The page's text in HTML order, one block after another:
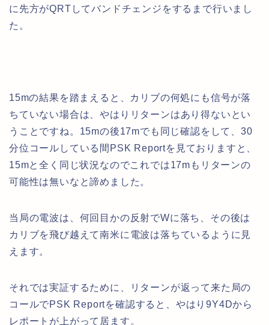
に先方がQRTしてバンドチェンジをするまで行いまし
た。
15mの結果を踏まえると、カリブの何処にも信号が落
ちていない場合は、やはりリターンはあり得ないとい
うことですね。15mの後17mでも同じ確認をして、30
分位コールしている間PSK Reportを見ておりますと、
15mと全く同じ状況なのでこれでは17mもリターンの
可能性は無いなと諦めました。
当局の電波は、何回目かの反射でWに落ち、その後は
カリブを飛び越えて南米に電波は落ちているように見
えます。
それでは実証するために、リターンが返って来た局の
コールでPSK Reportを確認すると、やはり9Y4Dから
レポートが上がって居ます。